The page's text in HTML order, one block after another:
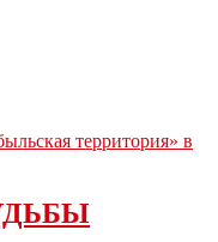
территория» в